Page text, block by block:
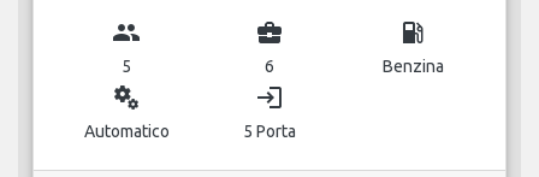
group
5
business_center
6
local_gas_station
Benzina
miscellaneous_services
Automatico
login
5 Porta